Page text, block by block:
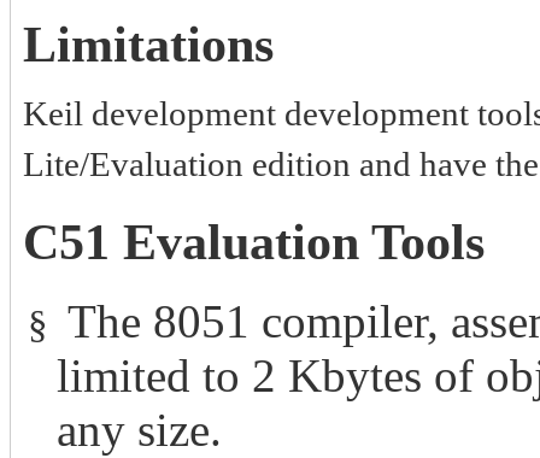
Limitations
Keil development development
Lite/Evaluation edition and have
C51 Evaluation Tools
§ The 8051 compiler,
limited to 2 Kbytes of
any size.